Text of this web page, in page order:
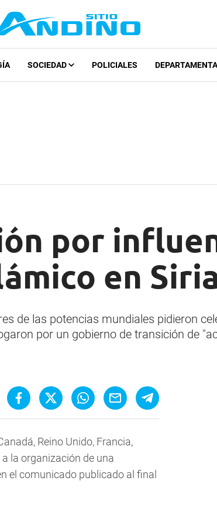
SOCIEDAD POLICIALES
por
en
de las potencias mundiales pidieron
por un gobierno de transición de
Reino Unido, Francia,
la organización de una
el comunicado publicado al final